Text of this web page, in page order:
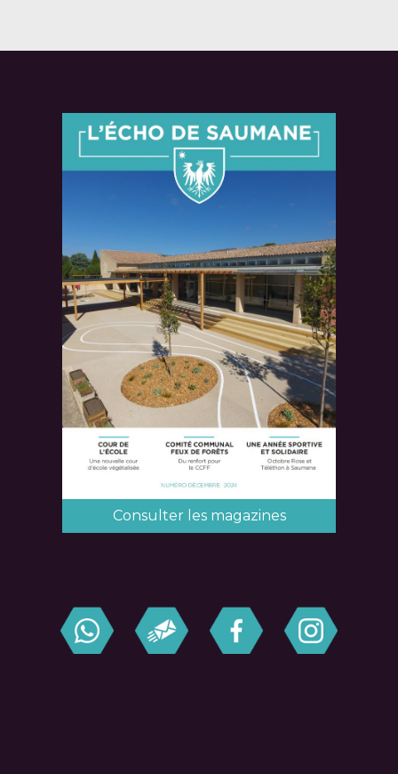
Consulter les magazines